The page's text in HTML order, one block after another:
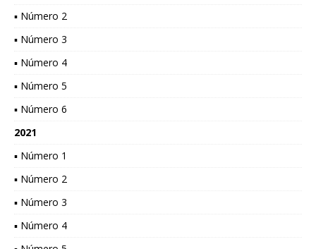
▪ Número 2
▪ Número 3
▪ Número 4
▪ Número 5
▪ Número 6
2021
▪ Número 1
▪ Número 2
▪ Número 3
▪ Número 4